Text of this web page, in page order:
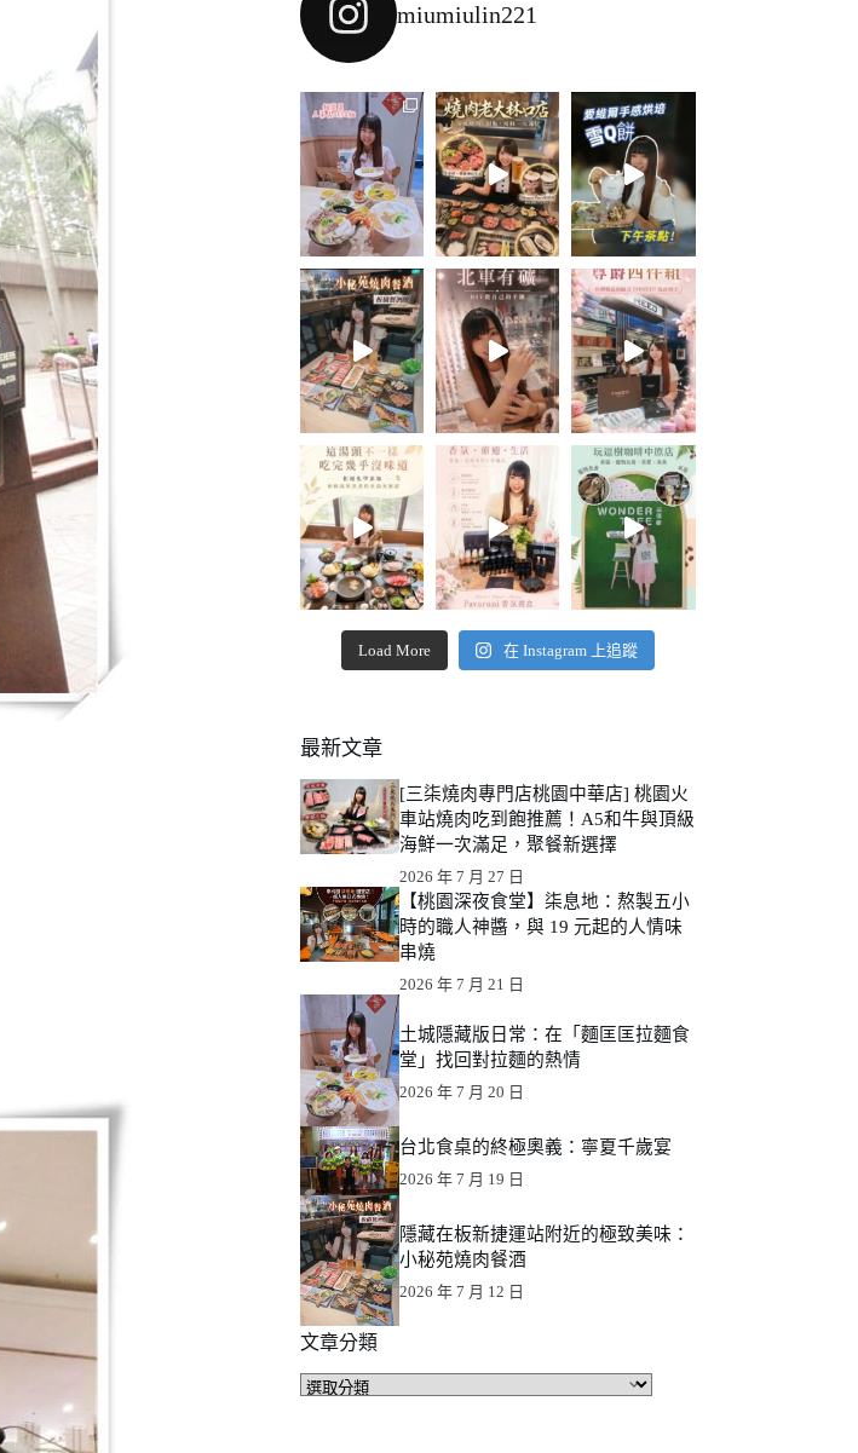
miumiulin221
Load More 在 Instagram 上追蹤
最新文章
[三柒燒肉專門店桃園中華店] 桃園火
車站燒肉吃到飽推薦！A5和牛與頂級
海鮮一次滿足，聚餐新選擇
2026 年 7 月 27 日
【桃園深夜食堂】柒息地：熬製五小
時的職人神醬，與 19 元起的人情味
串燒
2026 年 7 月 21 日
土城隱藏版日常：在「麵匡匡拉麵食
堂」找回對拉麵的熱情
2026 年 7 月 20 日
台北食桌的終極奧義：寧夏千歲宴
2026 年 7 月 19 日
隱藏在板新捷運站附近的極致美味：
小秘苑燒肉餐酒
2026 年 7 月 12 日
文章分類
文